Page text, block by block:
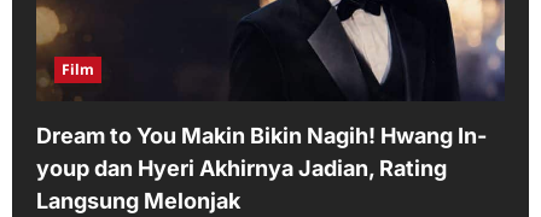
Film
Dream to You Makin Bikin Nagih! Hwang In-
youp dan Hyeri Akhirnya Jadian, Rating
Langsung Melonjak